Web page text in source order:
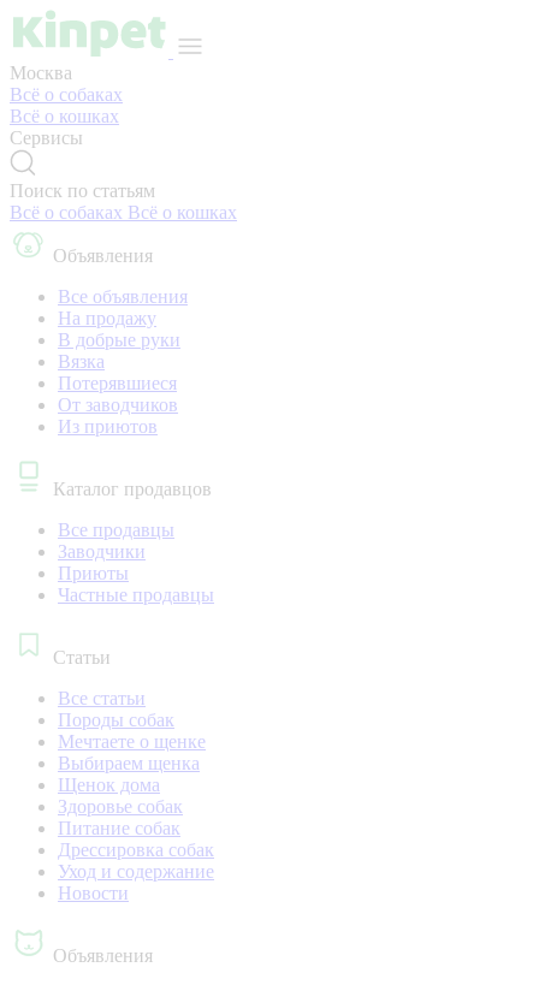
Москва
Всё о собаках
Всё о кошках
Сервисы
Поиск по статьям
Всё о собаках Всё о кошках
Объявления
Все объявления
На продажу
В добрые руки
Вязка
Потерявшиеся
От заводчиков
Из приютов
Каталог продавцов
Все продавцы
Заводчики
Приюты
Частные продавцы
Статьи
Все статьи
Породы собак
Мечтаете о щенке
Выбираем щенка
Щенок дома
Здоровье собак
Питание собак
Дрессировка собак
Уход и содержание
Новости
Объявления